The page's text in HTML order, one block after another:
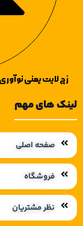
رُچ لایت یعنی
لینک های مهم
صفحه اصلی
فروشگاه
نظر مشتریان